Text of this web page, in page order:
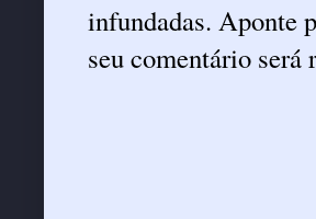
infundadas. Aponte
seu comentário será